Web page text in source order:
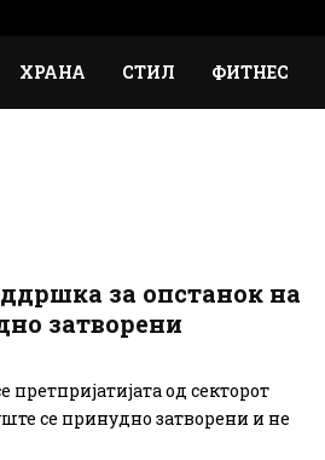
ХРАНА СТИЛ ФИТНЕС
за опстанок на
затворени
од секторот
се принудно затворени и не